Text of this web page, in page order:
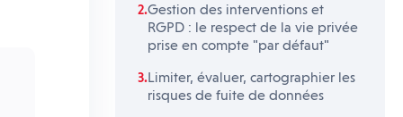
Gestion des interventions et
RGPD : le respect de la vie privée
prise en compte "par défaut"
Limiter, évaluer, cartographier les
risques de fuite de données